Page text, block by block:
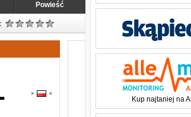
Powieść
Kup najtaniej na